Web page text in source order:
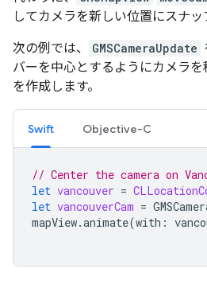
してカメラを新しい位置にスナッ
次の例では、 GMSCameraUpdate
バーを中心とするようにカメラ
を作成します。
Swift Objective-C
// Center the camera on
let vancouver =
let vancouverCam =
mapView.animate(with :